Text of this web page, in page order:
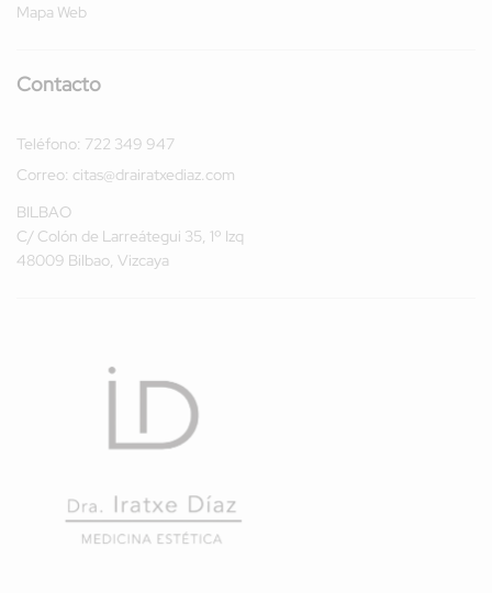
Mapa Web
Contacto
Teléfono: 722 349 947
Correo: citas@drairatxediaz.com
BILBAO
C/ Colón de Larreátegui 35, 1º Izq
48009 Bilbao, Vizcaya